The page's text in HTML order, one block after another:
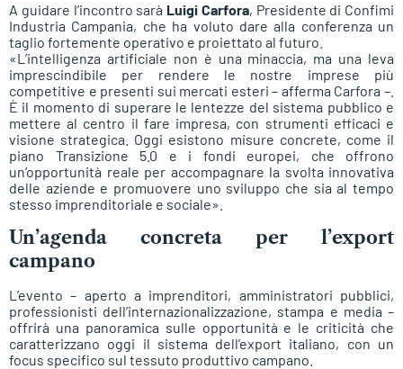
A guidare l’incontro sarà Luigi Carfora, Presidente di Confimi
Industria Campania, che ha voluto dare alla conferenza un
taglio fortemente operativo e proiettato al futuro.
«L’intelligenza artificiale non è una minaccia, ma una leva
imprescindibile per rendere le nostre imprese più
competitive e presenti sui mercati esteri – afferma Carfora –.
È il momento di superare le lentezze del sistema pubblico e
mettere al centro il fare impresa, con strumenti efficaci e
visione strategica. Oggi esistono misure concrete, come il
piano Transizione 5.0 e i fondi europei, che offrono
un’opportunità reale per accompagnare la svolta innovativa
delle aziende e promuovere uno sviluppo che sia al tempo
stesso imprenditoriale e sociale».
Un’agenda concreta per l’export
campano
L’evento – aperto a imprenditori, amministratori pubblici,
professionisti dell’internazionalizzazione, stampa e media –
offrirà una panoramica sulle opportunità e le criticità che
caratterizzano oggi il sistema dell’export italiano, con un
focus specifico sul tessuto produttivo campano.